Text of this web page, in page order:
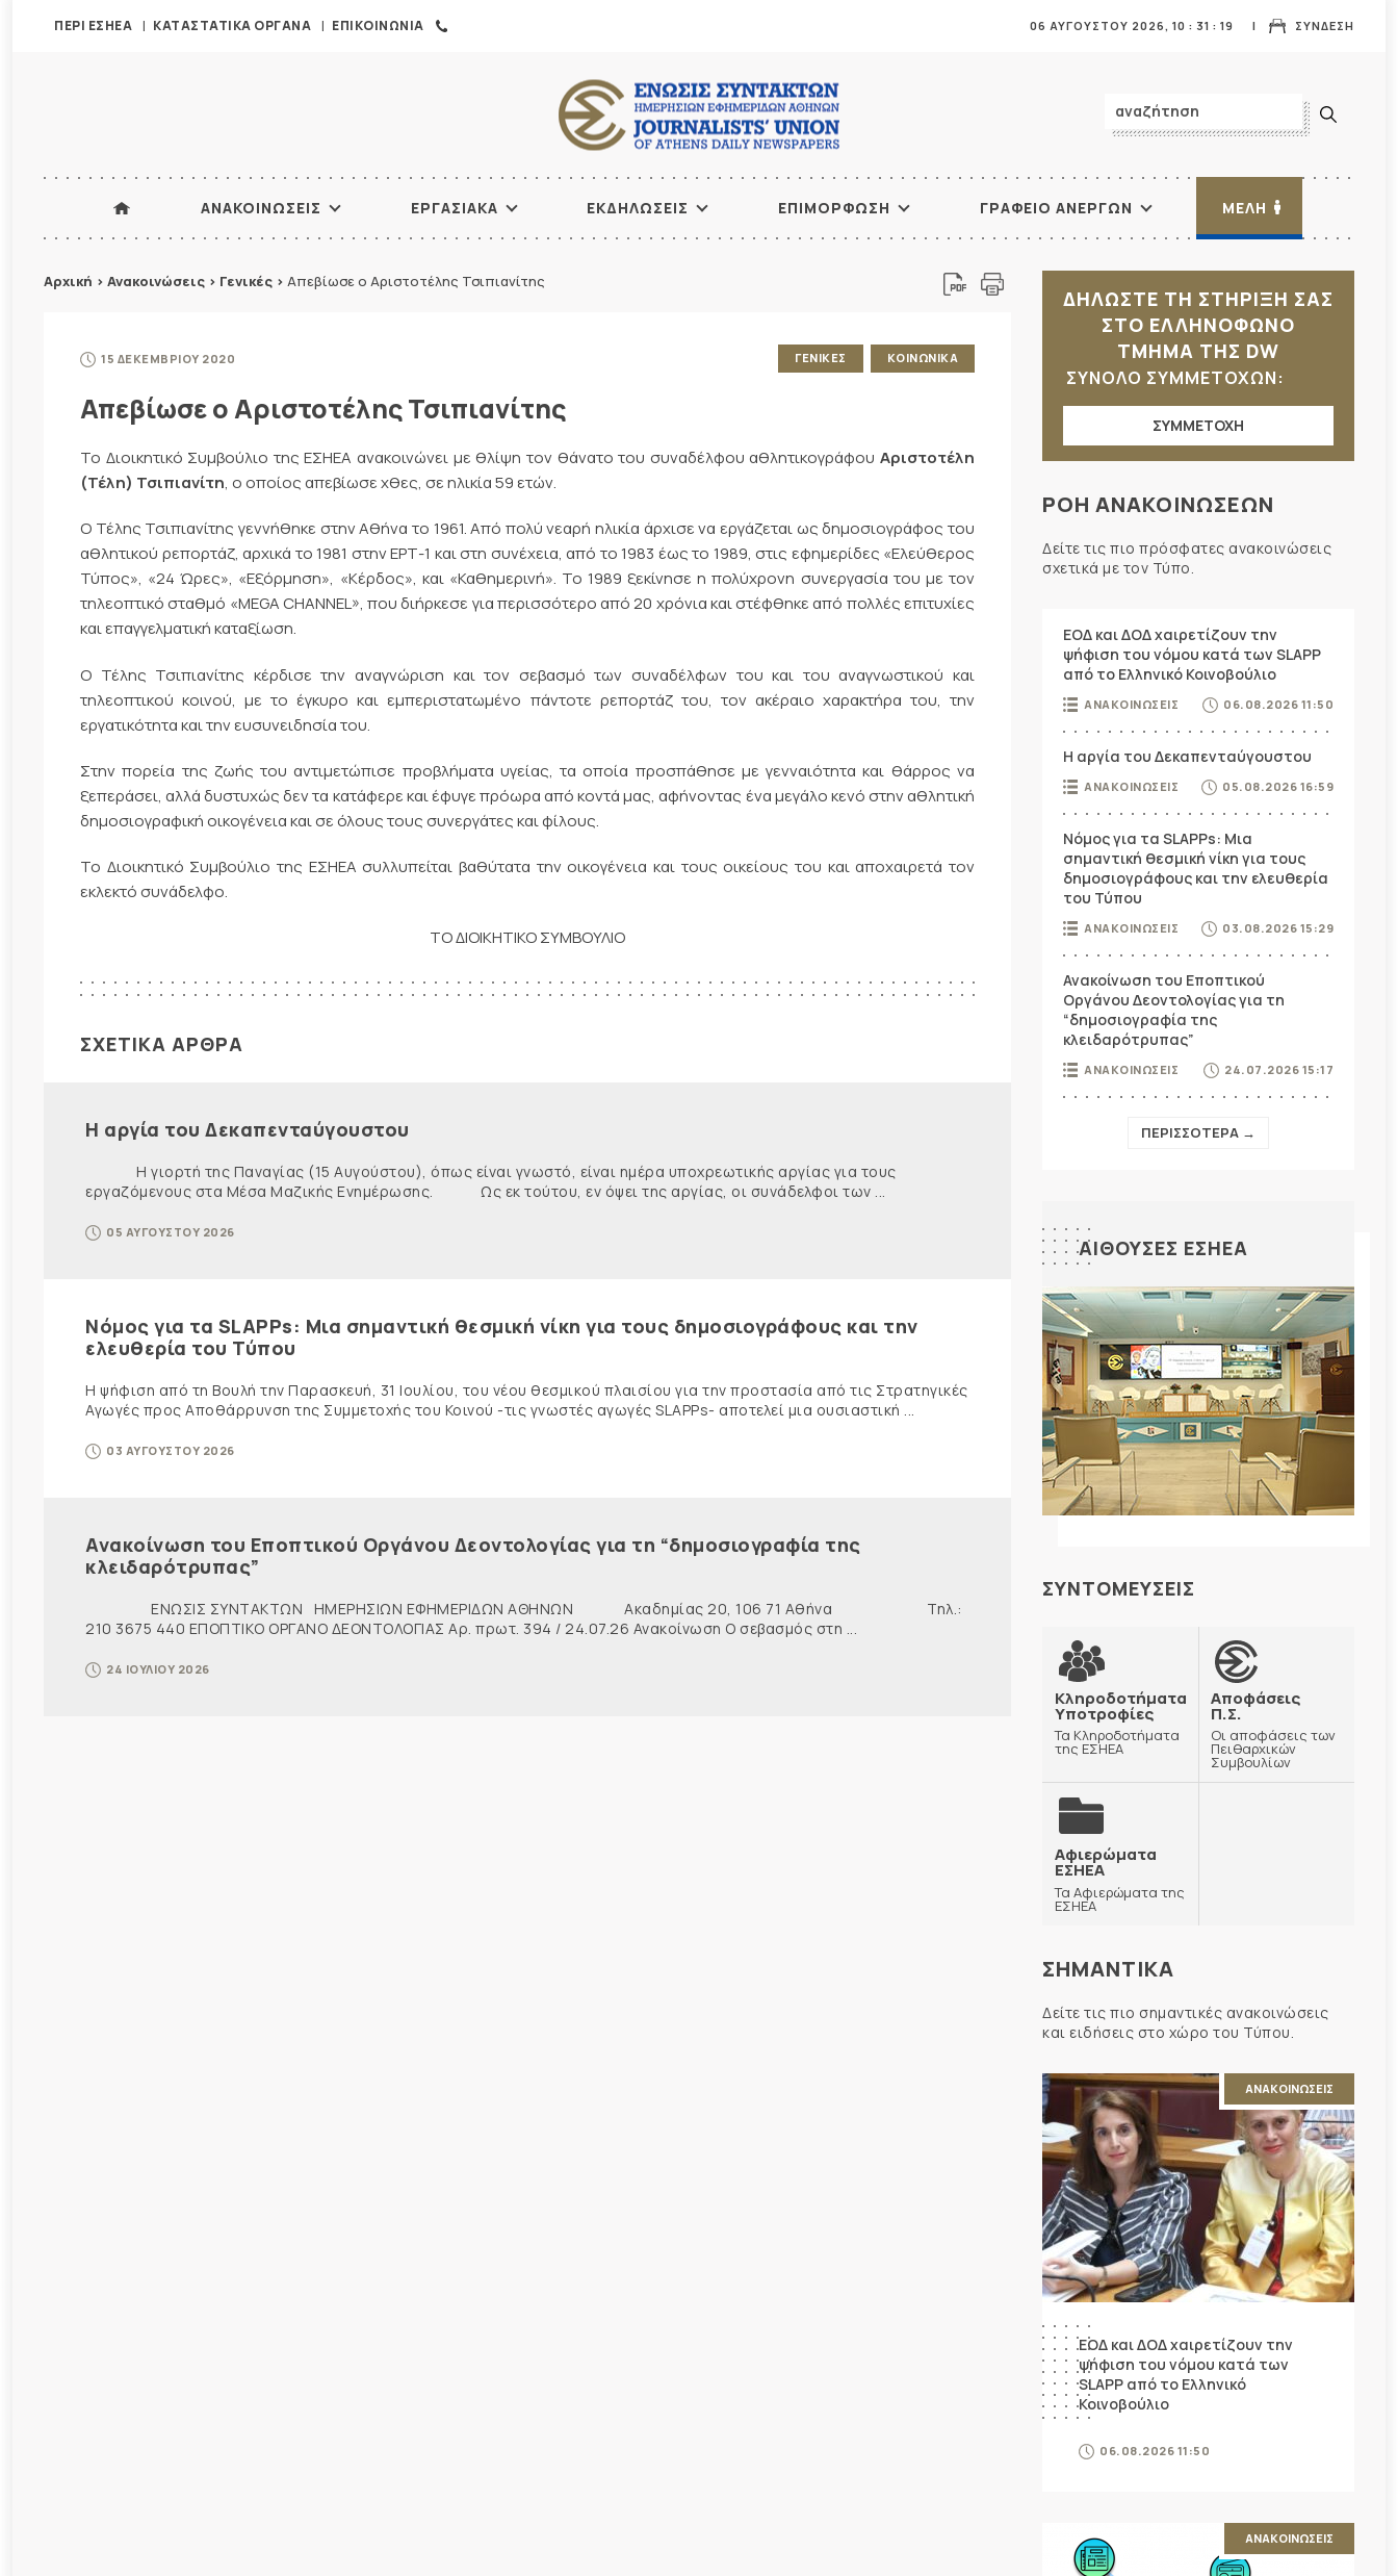
ΠΕΡΙ ΕΣΗΕΑ ΚΑΤΑΣΤΑΤΙΚΑ ΟΡΓΑΝΑ ΕΠΙΚΟΙΝΩΝΙΑ ΣΥΝΔΕΣΗ
06 ΑΥΓΟΥΣΤΟΥ 2026, 10 : 31 : 21
ΑΝΑΚΟΙΝΩΣΕΙΣ ΕΡΓΑΣΙΑΚΑ ΕΚΔΗΛΩΣΕΙΣ ΕΠΙΜΟΡΦΩΣΗ ΓΡΑΦΕΙΟ ΑΝΕΡΓΩΝ ΜΕΛΗ
Αρχική > Ανακοινώσεις > Γενικές > Απεβίωσε ο Αριστοτέλης Τσιπιανίτης
15 ΔΕΚΕΜΒΡΙΟΥ 2020 ΓΕΝΙΚΕΣ ΚΟΙΝΩΝΙΚΑ
Απεβίωσε ο Αριστοτέλης Τσιπιανίτης
Το Διοικητικό Συμβούλιο της ΕΣΗΕΑ ανακοινώνει με θλίψη τον θάνατο του συναδέλφου αθλητικογράφου Αριστοτέλη
(Τέλη) Τσιπιανίτη, ο οποίος απεβίωσε χθες, σε ηλικία 59 ετών.
Ο Τέλης Τσιπιανίτης γεννήθηκε στην Αθήνα το 1961. Από πολύ νεαρή ηλικία άρχισε να εργάζεται ως δημοσιογράφος του
αθλητικού ρεπορτάζ, αρχικά το 1981 στην ΕΡΤ-1 και στη συνέχεια, από το 1983 έως το 1989, στις εφημερίδες «Ελεύθερος
Τύπος», «24 Ώρες», «Εξόρμηση», «Κέρδος», και «Καθημερινή». Το 1989 ξεκίνησε η πολύχρονη συνεργασία του με τον
τηλεοπτικό σταθμό «MEGA CHANNEL», που διήρκεσε για περισσότερο από 20 χρόνια και στέφθηκε από πολλές επιτυχίες
και επαγγελματική καταξίωση.
Ο Τέλης Τσιπιανίτης κέρδισε την αναγνώριση και τον σεβασμό των συναδέλφων του και του αναγνωστικού και
τηλεοπτικού κοινού, με το έγκυρο και εμπεριστατωμένο πάντοτε ρεπορτάζ του, τον ακέραιο χαρακτήρα του, την
εργατικότητα και την ευσυνειδησία του.
Στην πορεία της ζωής του αντιμετώπισε προβλήματα υγείας, τα οποία προσπάθησε με γενναιότητα και θάρρος να
ξεπεράσει, αλλά δυστυχώς δεν τα κατάφερε και έφυγε πρόωρα από κοντά μας, αφήνοντας ένα μεγάλο κενό στην αθλητική
δημοσιογραφική οικογένεια και σε όλους τους συνεργάτες και φίλους.
Το Διοικητικό Συμβούλιο της ΕΣΗΕΑ συλλυπείται βαθύτατα την οικογένεια και τους οικείους του και αποχαιρετά τον
εκλεκτό συνάδελφο.
ΤΟ ΔΙΟΙΚΗΤΙΚΟ ΣΥΜΒΟΥΛΙΟ
ΣΧΕΤΙΚΑ ΑΡΘΡΑ
Η αργία του Δεκαπενταύγουστου
Η γιορτή της Παναγίας (15 Αυγούστου), όπως είναι γνωστό, είναι ημέρα υποχρεωτικής αργίας για τους
εργαζόμενους στα Μέσα Μαζικής Ενημέρωσης. Ως εκ τούτου, εν όψει της αργίας, οι συνάδελφοι των ...
05 ΑΥΓΟΥΣΤΟΥ 2026
Νόμος για τα SLAPPs: Μια σημαντική θεσμική νίκη για τους δημοσιογράφους και την
ελευθερία του Τύπου
Η ψήφιση από τη Βουλή την Παρασκευή, 31 Ιουλίου, του νέου θεσμικού πλαισίου για την προστασία από τις Στρατηγικές
Αγωγές προς Αποθάρρυνση της Συμμετοχής του Κοινού -τις γνωστές αγωγές SLAPPs- αποτελεί μια ουσιαστική ...
03 ΑΥΓΟΥΣΤΟΥ 2026
Ανακοίνωση του Εποπτικού Οργάνου Δεοντολογίας για τη “δημοσιογραφία της
κλειδαρότρυπας”
ΕΝΩΣΙΣ ΣΥΝΤΑΚΤΩΝ ΗΜΕΡΗΣΙΩΝ ΕΦΗΜΕΡΙΔΩΝ ΑΘΗΝΩΝ Ακαδημίας 20, 106 71 Αθήνα Τηλ.:
210 3675 440 ΕΠΟΠΤΙΚΟ ΟΡΓΑΝΟ ΔΕΟΝΤΟΛΟΓΙΑΣ Αρ. πρωτ. 394 / 24.07.26 Ανακοίνωση Ο σεβασμός στη ...
24 ΙΟΥΛΙΟΥ 2026
ΔΗΛΩΣΤΕ ΤΗ ΣΤΗΡΙΞΗ ΣΑΣ
ΣΤΟ ΕΛΛΗΝΟΦΩΝΟ
ΤΜΗΜΑ ΤΗΣ DW
ΣΥΝΟΛΟ ΣΥΜΜΕΤΟΧΩΝ:
ΣΥΜΜΕΤΟΧΗ
ΡΟΗ ΑΝΑΚΟΙΝΩΣΕΩΝ
Δείτε τις πιο πρόσφατες ανακοινώσεις
σχετικά με τον Τύπο.
ΕΟΔ και ΔΟΔ χαιρετίζουν την
ψήφιση του νόμου κατά των SLAPP
από το Ελληνικό Κοινοβούλιο
ΑΝΑΚΟΙΝΩΣΕΙΣ 06.08.2026 11:50
Η αργία του Δεκαπενταύγουστου
ΑΝΑΚΟΙΝΩΣΕΙΣ 05.08.2026 16:59
Νόμος για τα SLAPPs: Μια
σημαντική θεσμική νίκη για τους
δημοσιογράφους και την ελευθερία
του Τύπου
ΑΝΑΚΟΙΝΩΣΕΙΣ 03.08.2026 15:29
Ανακοίνωση του Εποπτικού
Οργάνου Δεοντολογίας για τη
“δημοσιογραφία της
κλειδαρότρυπας”
ΑΝΑΚΟΙΝΩΣΕΙΣ 24.07.2026 15:17
ΠΕΡΙΣΣΟΤΕΡΑ →
ΑΙΘΟΥΣΕΣ ΕΣΗΕΑ
ΣΥΝΤΟΜΕΥΣΕΙΣ
Κληροδοτήματα
Υποτροφίες
Τα Κληροδοτήματα
της ΕΣΗΕΑ
Αποφάσεις
Π.Σ.
Οι αποφάσεις των
Πειθαρχικών
Συμβουλίων
Αφιερώματα
ΕΣΗΕΑ
Τα Αφιερώματα της
ΕΣΗΕΑ
ΣΗΜΑΝΤΙΚΑ
Δείτε τις πιο σημαντικές ανακοινώσεις
και ειδήσεις στο χώρο του Τύπου.
ΑΝΑΚΟΙΝΩΣΕΙΣ
ΕΟΔ και ΔΟΔ χαιρετίζουν την
ψήφιση του νόμου κατά των
SLAPP από το Ελληνικό
Κοινοβούλιο
06.08.2026 11:50
ΑΝΑΚΟΙΝΩΣΕΙΣ